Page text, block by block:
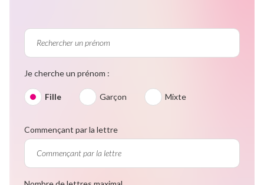
Je cherche un prénom :
Fille Garçon Mixte
Commençant par la lettre